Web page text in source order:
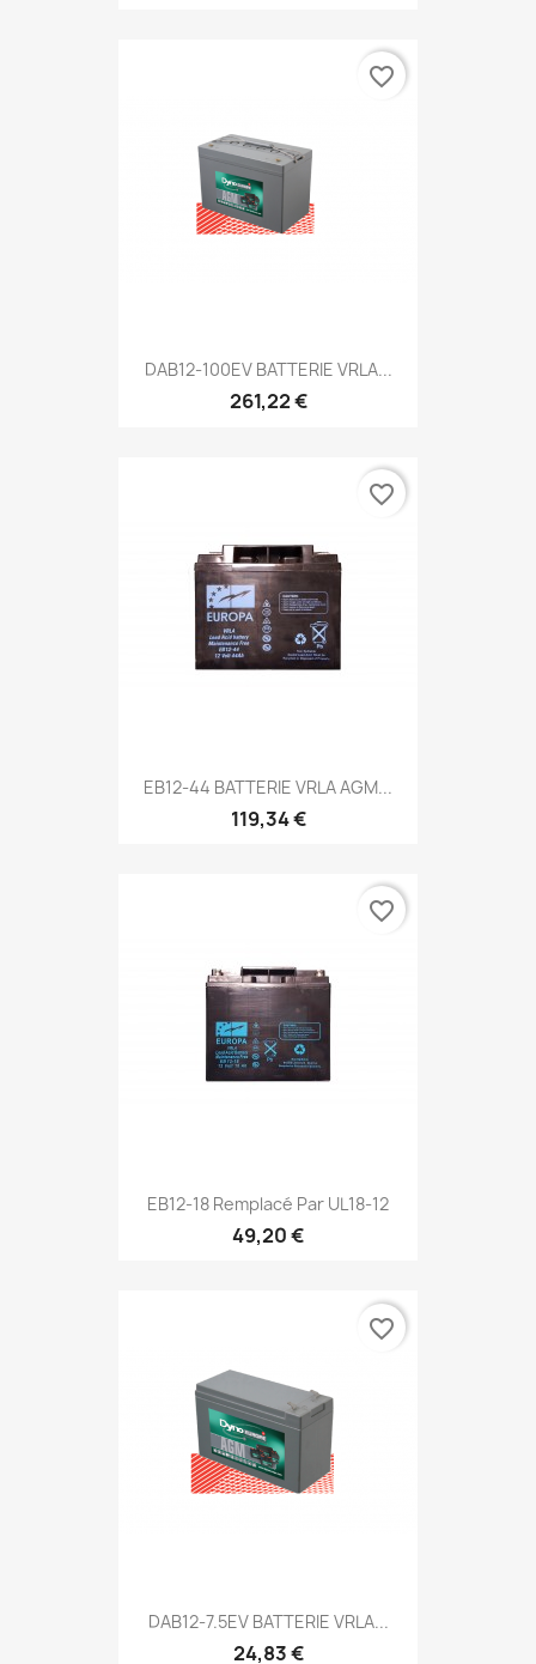
DAB12-100EV BATTERIE VRLA...
261,22 €
favorite_border
EB12-44 BATTERIE VRLA AGM...
119,34 €
favorite_border
EB12-18 Remplacé Par UL18-12
49,20 €
favorite_border
DAB12-7.5EV BATTERIE VRLA...
24,83 €
favorite_border